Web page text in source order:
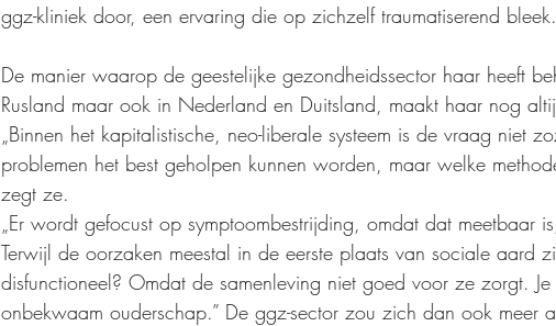
ggz-kliniek door, een ervaring die op zichzelf traumatiserend bleek.
De manier waarop de geestelijke gezondheidssector haar heeft
Rusland maar ook in Nederland en Duitsland, maakt haar nog
„Binnen het kapitalistische, neo-liberale systeem is de vraag niet
problemen het best geholpen kunnen worden, maar welke
zegt ze.
„Er wordt gefocust op symptoombestrijding, omdat dat meetbaar
Terwijl de oorzaken meestal in de eerste plaats van sociale aard
disfunctioneel? Omdat de samenleving niet goed voor ze zorgt.
onbekwaam ouderschap.” De ggz-sector zou zich dan ook meer